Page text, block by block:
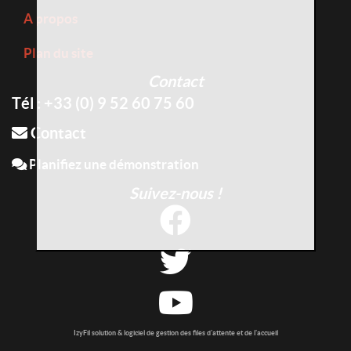
A propos
Plan du site
Contact
Tél : +33 (0) 9 52 60 75 60
Contact
Planifiez une démonstration
Suivez-nous !
IzyFil solution & logiciel de gestion des files d'attente et de l'accueil